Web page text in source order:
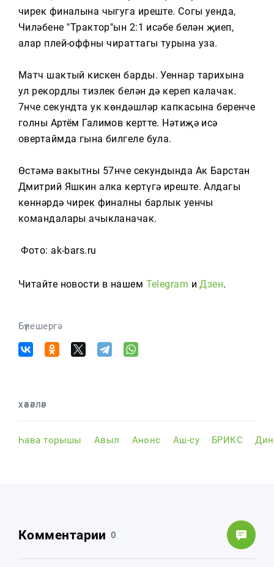
чирек финалына чыгуга иреште. Соңгы уенда,
Чиләбенең "Трактор"ын 2:1 исәбе белән җиңеп,
алар плей-оффның чираттагы турына уза.
Матч шактый кискен барды. Уеннар тарихына
ул рекордлы тизлек белән дә кереп калачак.
7нче секундта ук көндәшләр капкасына беренче
голны Артём Галимов кертте. Нәтиҗә исә
овертаймда гына билгеле була.
Өстәмә вакытның 57нче секундында Ак Барстан
Дмитрий Яшкин алка кертүгә иреште. Алдагы
көннәрдә чирек финалның барлык уенчы
командалары ачыкланачак.
Фото: ak-bars.ru
Читайте новости в нашем Telegram иДзен.
Бүлешергә
ХӘБӘРЛӘР
Һава торышы Авыл Анонс Аш-су БРИКС Дин
Комментарии 0